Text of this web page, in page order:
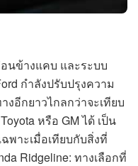
นข้างแคบ และระบบ
กำลังปรับปรุงความ
งอีกยาวไกลกว่าจะเทียบ
หรือ GM ได้ เป็น
พาะเมื่อเทียบกับสิ่งที่
Ridgeline: ทางเลือกที่